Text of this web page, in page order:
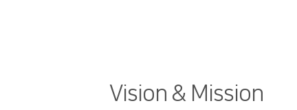
Vision & Mission